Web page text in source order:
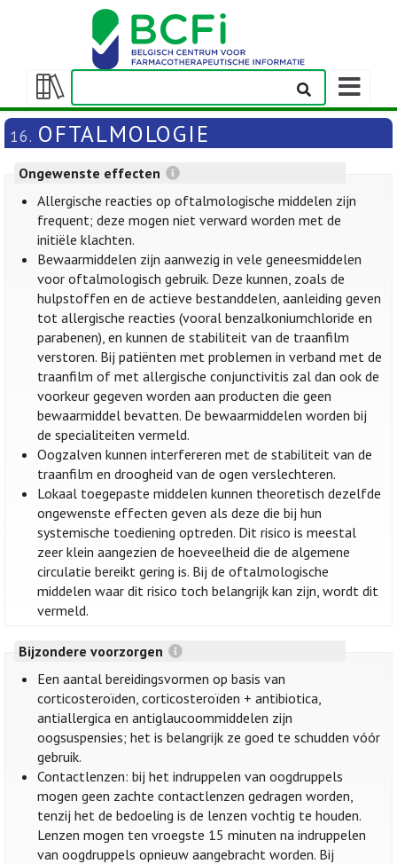
Weergeven/verbergen
inhoudstafel
16. OFTALMOLOGIE
Ongewenste effecten
Allergische reacties op oftalmologische middelen zijn
frequent; deze mogen niet verward worden met de
initiële klachten.
Bewaarmiddelen zijn aanwezig in vele geneesmiddelen
voor oftalmologisch gebruik. Deze kunnen, zoals de
hulpstoffen en de actieve bestanddelen, aanleiding geven
tot allergische reacties (vooral benzalkoniumchloride en
parabenen), en kunnen de stabiliteit van de traanfilm
verstoren. Bij patiënten met problemen in verband met de
traanfilm of met allergische conjunctivitis zal dan ook de
voorkeur gegeven worden aan producten die geen
bewaarmiddel bevatten. De bewaarmiddelen worden bij
de specialiteiten vermeld.
Oogzalven kunnen interfereren met de stabiliteit van de
traanfilm en droogheid van de ogen verslechteren.
Lokaal toegepaste middelen kunnen theoretisch dezelfde
ongewenste effecten geven als deze die bij hun
systemische toediening optreden. Dit risico is meestal
zeer klein aangezien de hoeveelheid die de algemene
circulatie bereikt gering is. Bij de oftalmologische
middelen waar dit risico toch belangrijk kan zijn, wordt dit
vermeld.
Bijzondere voorzorgen
Een aantal bereidingsvormen op basis van
corticosteroïden, corticosteroïden + antibiotica,
antiallergica en antiglaucoommiddelen zijn
oogsuspensies; het is belangrijk ze goed te schudden vóór
gebruik.
Contactlenzen: bij het indruppelen van oogdruppels
mogen geen zachte contactlenzen gedragen worden,
tenzij het de bedoeling is de lenzen vochtig te houden.
Lenzen mogen ten vroegste 15 minuten na indruppelen
van oogdruppels opnieuw aangebracht worden. Bij